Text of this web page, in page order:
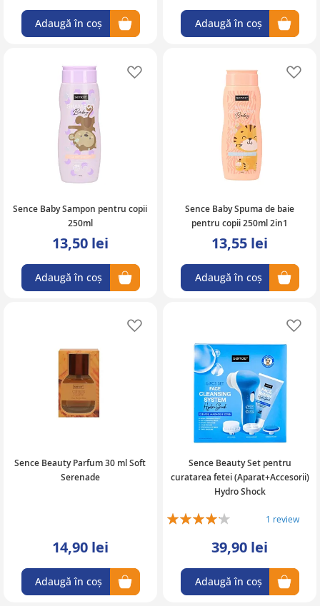
Adaugă în coș Adaugă în coș
Sence Baby Sampon pentru copii
250ml
13,50 lei
Adaugă în coș
Adaugă în lista de favorite
Sence Baby Spuma de baie
pentru copii 250ml 2in1
13,55 lei
Adaugă în coș
Sence Beauty Parfum 30 ml Soft
Serenade
14,90 lei
Adaugă în coș
Sence Beauty Set pentru
curatarea fetei (Aparat+Accesorii)
Hydro Shock
Rating:
1 review
39,90 lei
Adaugă în coș